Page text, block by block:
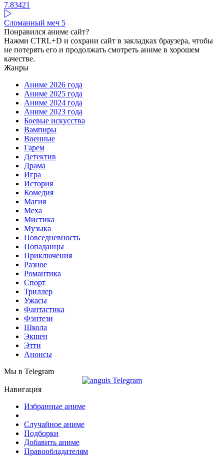
7.83421
Сломанный меч 5
Понравился аниме сайт?
Нажми CTRL+D и сохрани сайт в закладках браузера, чтобы
не потерять его и продолжать смотреть аниме в хорошем
качестве.
Жанры
Аниме 2026 года
Аниме 2025 года
Аниме 2024 года
Аниме 2023 года
Боевые искусства
Вампиры
Военные
Гарем
Детектив
Драма
Игра
История
Комедия
Магия
Меха
Мистика
Музыка
Повседневность
Попаданцы
Приключения
Разное
Романтика
Спорт
Триллер
Ужасы
Фантастика
Фэнтези
Школа
Экшен
Этти
Анонсы
Мы в Telegram
Навигация
Избранные аниме
Случайное аниме
Подборки
Добавить аниме
Правообладателям